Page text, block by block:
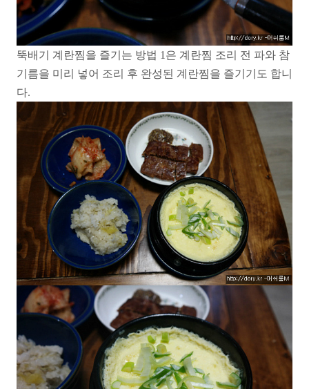
뚝배기 계란찜을 즐기는 방법 1은 계란찜 조리 전 파와 참
기름을 미리 넣어 조리 후 완성된 계란찜을 즐기기도 합니
다.